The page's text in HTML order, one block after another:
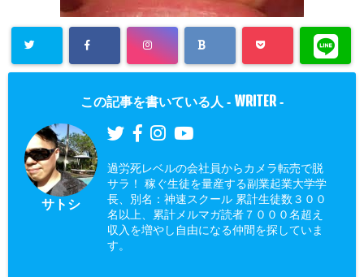
この記事を書いている人 - WRITER -
サトシ
過労死レベルの会社員からカメラ転売で脱
サラ！ 稼ぐ生徒を量産する副業起業大学学
長、別名：神速スクール 累計生徒数３００
名以上、累計メルマガ読者７０００名超え
収入を増やし自由になる仲間を探していま
す。